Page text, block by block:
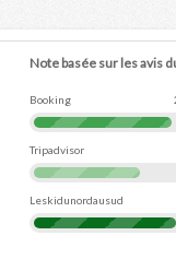
Note basée sur les avis
Booking
Tripadvisor
Leskidunordausud